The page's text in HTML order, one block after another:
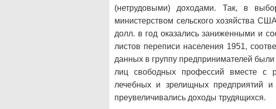
(нетрудовыми) доходами. Так, в
министерством сельского хозяйства
долл. в год оказались заниженными и
листов переписи населения 1951,
данных в группу предпринимателей
лиц свободных профессий вместе с
лечебных и зрелищных предприятий
преувеличивались доходы трудящихся.